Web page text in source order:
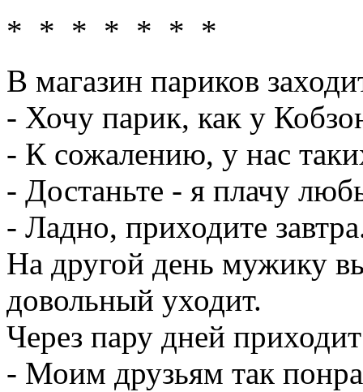
* * * * * * *
В магазин париков
- Хочу парик, как у
- К сожалению, у нас
- Достаньте - я плачу
- Ладно, приходите
На другой день мужику
довольный уходит.
Через пару дней
- Моим друзьям так